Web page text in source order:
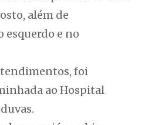
além de
esquerdo e no
foi
ao Hospital